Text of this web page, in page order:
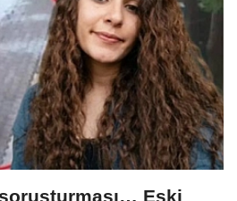
Eski